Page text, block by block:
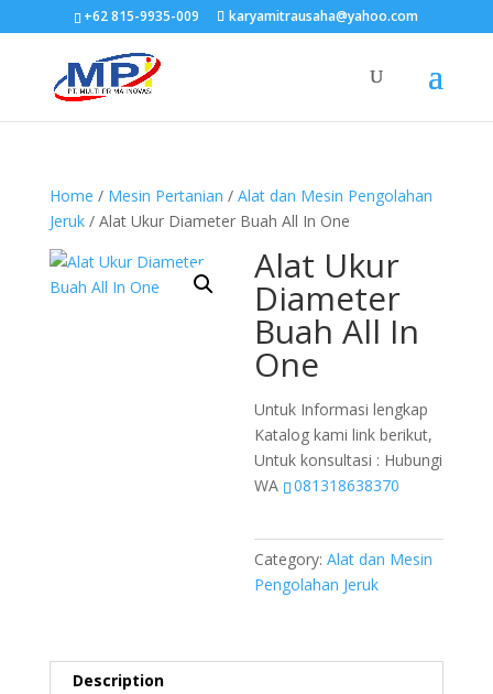
+62 815-9935-009 karyamitrausaha@yahoo.com
Home / Mesin Pertanian / Alat dan Mesin Pengolahan
Jeruk/ Alat Ukur Diameter Buah All In One
Alat Ukur
Diameter
Buah All In
One
Untuk Informasi lengkap
Katalog kami link berikut,
Untuk konsultasi : Hubungi
WA
081318638370
Category:Alat dan Mesin
Pengolahan Jeruk
Description